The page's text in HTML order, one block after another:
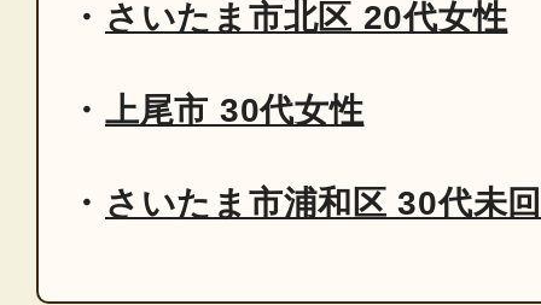
さいたま市北区 20代女性
上尾市 30代女性
さいたま市浦和区 30代未